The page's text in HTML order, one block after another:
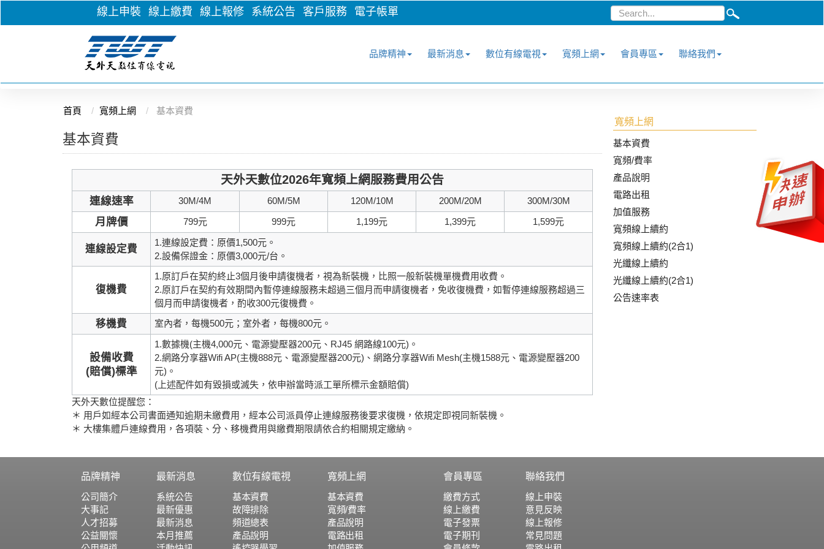
線上申裝 線上繳費 線上報修 系統公告 客戶服務 電子帳單
品牌精神 最新消息 數位有線電視 寬頻上網 會員專區 聯絡我們
首頁 寬頻上網 基本資費
基本資費
天外天數位2026年寬頻上網服務費用公告
連線速率 30M/4M 60M/5M 120M/10M 200M/20M 300M/30M
月牌價 799元 999元 1,199元 1,399元 1,599元
連線設定費
1.連線設定費：原價1,500元。
2.設備保證金：原價3,000元/台。
復機費
1.原訂戶在契約終止3個月後申請復機者，視為新裝機，比照一般新裝機單機費用收費。
2.原訂戶在契約有效期間內暫停連線服務未超過三個月而申請復機者，免收復機費，如暫停連線服務超過三
個月而申請復機者，酌收300元復機費。
移機費 室內者，每機500元；室外者，每機800元。
設備收費
(賠償)標準
1.數據機(主機4,000元、電源變壓器200元、RJ45 網路線100元)。
2.網路分享器Wifi AP(主機888元、電源變壓器200元)、網路分享器Wifi Mesh(主機1588元、電源變壓器200
元)。
(上述配件如有毀損或滅失，依申辦當時派工單所標示金額賠償)
天外天數位提醒您：
＊ 用戶如經本公司書面通知逾期未繳費用，經本公司派員停止連線服務後要求復機，依規定即視同新裝機。
＊ 大樓集體戶連線費用，各項裝、分、移機費用與繳費期限請依合約相關規定繳納。
寬頻上網
基本資費
寬頻/費率
產品說明
電路出租
加值服務
寬頻線上續約
寬頻線上續約(2合1)
光纖線上續約
光纖線上續約(2合1)
公告速率表
品牌精神
公司簡介
大事記
人才招募
公益關懷
最新消息
系統公告
最新優惠
最新消息
本月推薦
數位有線電視
基本資費
故障排除
頻道總表
產品說明
寬頻上網
基本資費
寬頻/費率
產品說明
電路出租
會員專區
繳費方式
線上繳費
電子發票
電子期刊
聯絡我們
線上申裝
意見反映
線上報修
常見問題